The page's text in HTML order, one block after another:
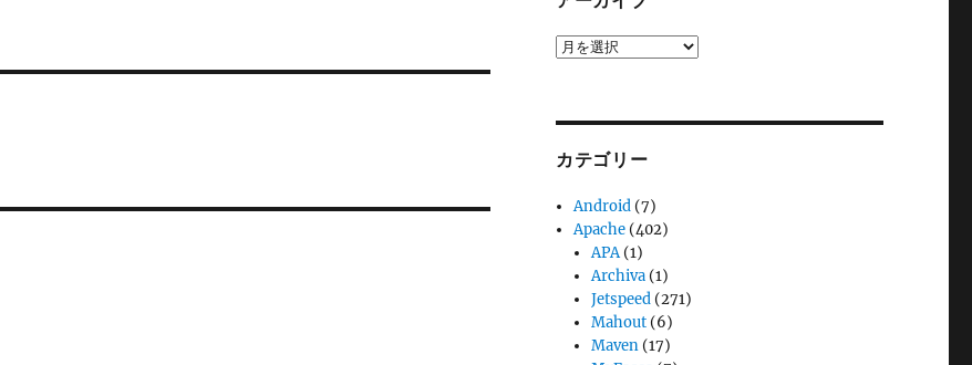
ア
カテゴリー
Android (7)
Apache (402)
APA(1)
Archiva (1)
Jetspeed (271)
Mahout (6)
Maven (17)